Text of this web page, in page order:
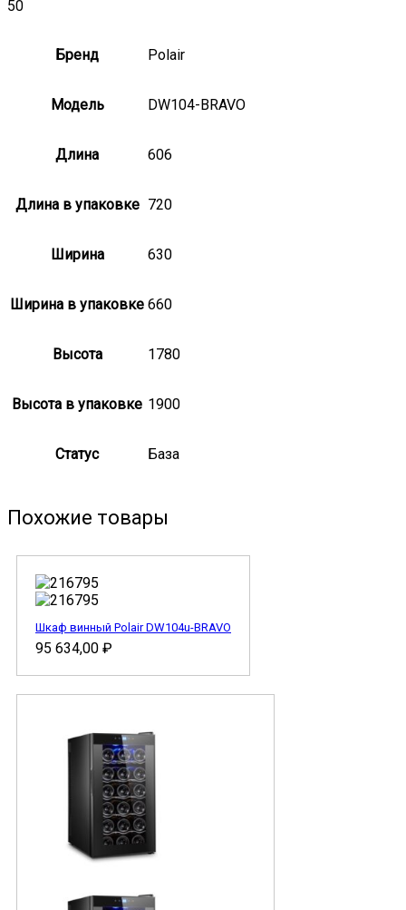
50
Бренд Polair
Модель DW104-BRAVO
Длина 606
Длина в упаковке 720
Ширина 630
Ширина в упаковке 660
Высота 1780
Высота в упаковке 1900
Статус База
Похожие товары
Шкаф винный Polair DW104u-BRAVO
95 634,00 ₽